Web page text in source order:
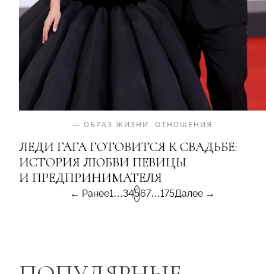
— ОБРАЗ ЖИЗНИ . ОТНОШЕНИЯ
ЛЕДИ ГАГА ГОТОВИТСЯ К СВАДЬБЕ:
ИСТОРИЯ ЛЮБВИ ПЕВИЦЫ
И ПРЕДПРИНИМАТЕЛЯ
← Ранее1…34567…175Далее →